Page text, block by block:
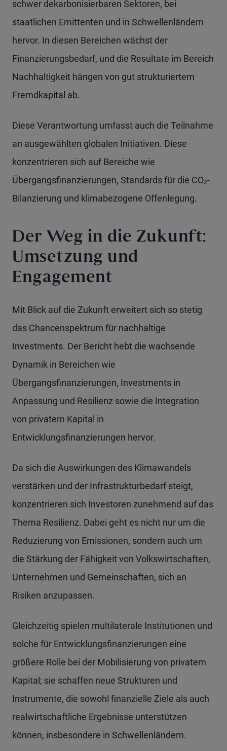
schwer dekarbonisierbaren Sektoren, bei
staatlichen Emittenten und in Schwellenländern
hervor. In diesen Bereichen wächst der
Finanzierungsbedarf, und die Resultate im Bereich
Nachhaltigkeit hängen von gut strukturiertem
Fremdkapital ab.
Diese Verantwortung umfasst auch die Teilnahme
an ausgewählten globalen Initiativen. Diese
konzentrieren sich auf Bereiche wie
Übergangsfinanzierungen, Standards für die CO₂-
Bilanzierung und klimabezogene Offenlegung.
Der Weg in die Zukunft:
Umsetzung und
Engagement
Mit Blick auf die Zukunft erweitert sich so stetig
das Chancenspektrum für nachhaltige
Investments. Der Bericht hebt die wachsende
Dynamik in Bereichen wie
Übergangsfinanzierungen, Investments in
Anpassung und Resilienz sowie die Integration
von privatem Kapital in
Entwicklungsfinanzierungen hervor.
Da sich die Auswirkungen des Klimawandels
verstärken und der Infrastrukturbedarf steigt,
konzentrieren sich Investoren zunehmend auf das
Thema Resilienz. Dabei geht es nicht nur um die
Reduzierung von Emissionen, sondern auch um
die Stärkung der Fähigkeit von Volkswirtschaften,
Unternehmen und Gemeinschaften, sich an
Risiken anzupassen.
Gleichzeitig spielen multilaterale Institutionen und
solche für Entwicklungsfinanzierungen eine
größere Rolle bei der Mobilisierung von privatem
Kapital; sie schaffen neue Strukturen und
Instrumente, die sowohl finanzielle Ziele als auch
realwirtschaftliche Ergebnisse unterstützen
können, insbesondere in Schwellenländern.